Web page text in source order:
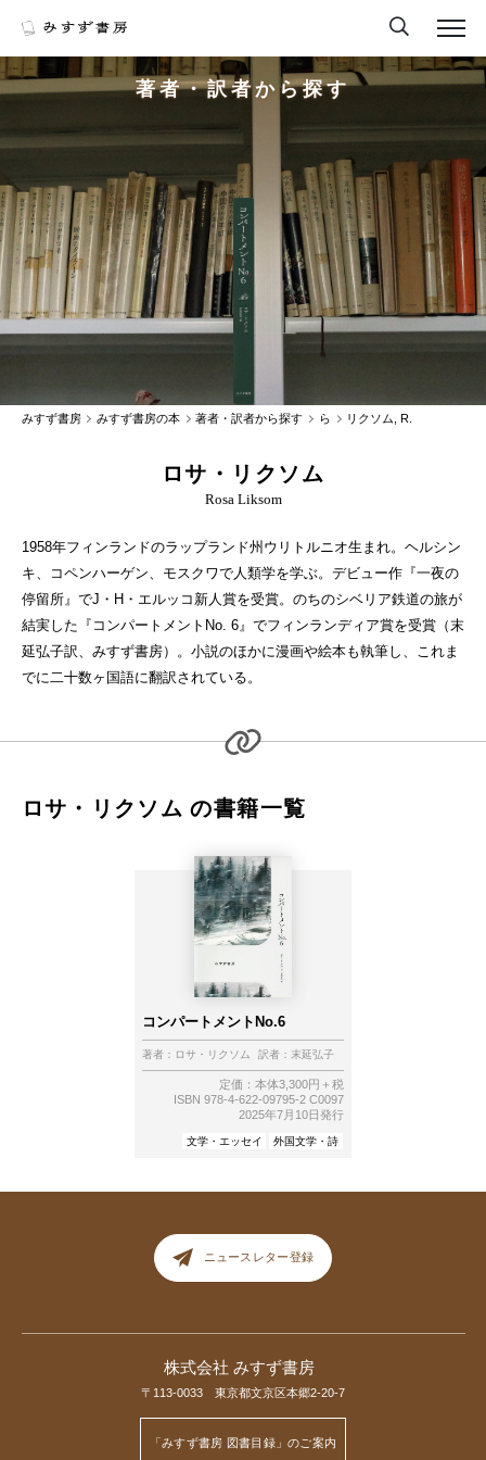
著者・訳者から探す
みすず書房 みすず書房の本 著者・訳者から探す ら リクソム, R.
ロサ・リクソム
Rosa Liksom
1958年フィンランドのラップランド州ウリトルニオ生まれ。ヘルシン
キ、コペンハーゲン、モスクワで人類学を学ぶ。デビュー作『一夜の
停留所』でJ・H・エルッコ新人賞を受賞。のちのシベリア鉄道の旅が
結実した『コンパートメントNo. 6』でフィンランディア賞を受賞（末
延弘子訳、みすず書房）。小説のほかに漫画や絵本も執筆し、これま
でに二十数ヶ国語に翻訳されている。
ロサ・リクソム の書籍一覧
コンパートメントNo.6
著者： ロサ・リクソム 訳者： 末延弘子
定価：本体3,300円＋税
ISBN 978-4-622-09795-2 C0097
2025年7月10日発行
文学・エッセイ 外国文学・詩
ニュースレター登録
株式会社 みすず書房
〒113-0033 東京都文京区本郷2-20-7
「みすず書房 図書目録」のご案内